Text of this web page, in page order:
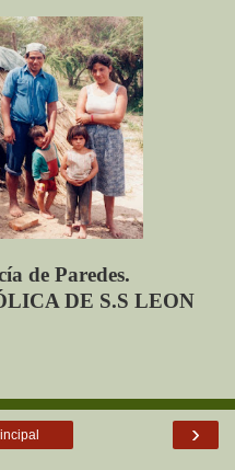
de Paredes.
DE S.S LEON
›